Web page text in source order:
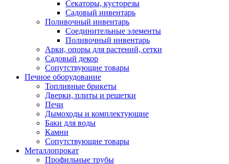
Секаторы, кусторезы
Садовый инвентарь
Поливочный инвентарь
Соединительные элементы
Поливочный инвентарь
Арки, опоры для растений, сетки
Садовый декор
Сопутствующие товары
Печное оборудование
Топливные брикеты
Дверки, плиты и решетки
Печи
Дымоходы и комплектующие
Баки для воды
Камни
Сопутствующие товары
Металлопрокат
Профильные трубы